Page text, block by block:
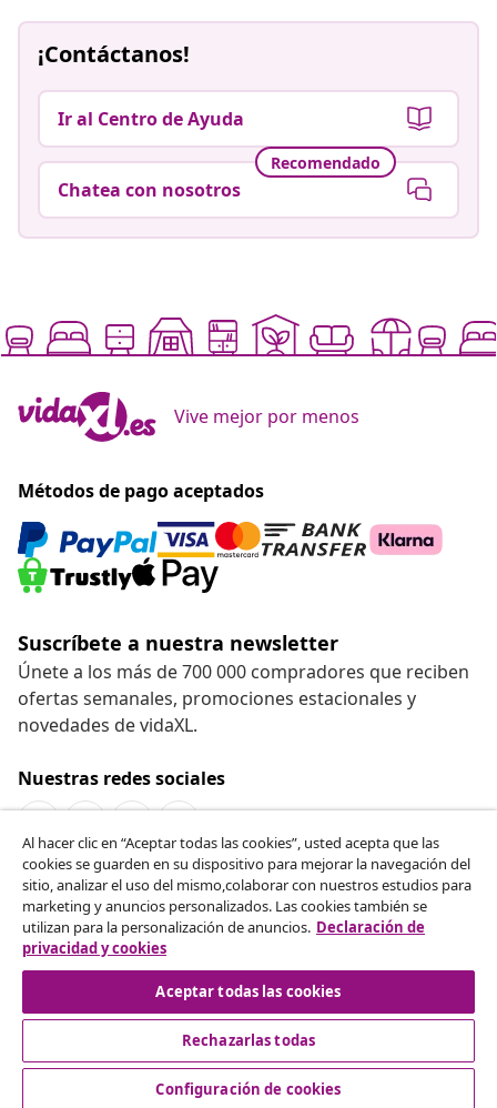
¡Contáctanos!
Ir al Centro de Ayuda
Recomendado
Chatea con nosotros
Vive mejor por menos
Métodos de pago aceptados
Suscríbete a nuestra newsletter
Únete a los más de 700 000 compradores que reciben
ofertas semanales, promociones estacionales y
novedades de vidaXL.
Nuestras redes sociales
Desistir del contrato
Solicita la cancelación de tu pedido.
Desistir del contrato
Servicio al Cliente
Al hacer clic en “Aceptar todas las cookies”, usted acepta que las
cookies se guarden en su dispositivo para mejorar la navegación del
sitio, analizar el uso del mismo,colaborar con nuestros estudios para
marketing y anuncios personalizados. Las cookies también se
utilizan para la personalización de anuncios. Declaración de
privacidad y cookies
Aceptar todas las cookies
Rechazarlas todas
Configuración de cookies